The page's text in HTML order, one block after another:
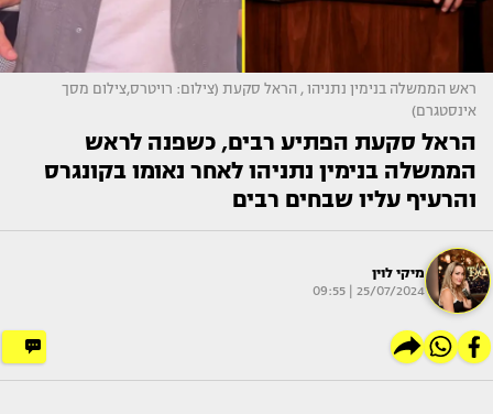
ראש הממשלה בנימין נתניהו , הראל סקעת (צילום: רויטרס,צילום מסך
אינסטגרם)
הראל סקעת הפתיע רבים, כשפנה לראש
הממשלה בנימין נתניהו לאחר נאומו בקונגרס
והרעיף עליו שבחים רבים
מיקי לוין
25/07/2024 | 09:55